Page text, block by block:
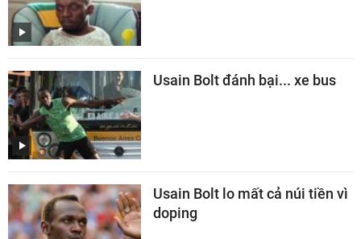
Usain Bolt đánh bại... xe bus
Usain Bolt lo mất cả núi tiền vì
doping